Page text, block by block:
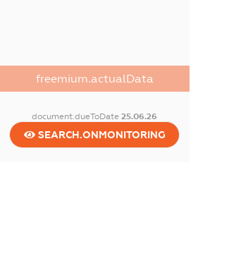
freemium.actualData
document.dueToDate25.06.26
SEARCH.ONMONITORING